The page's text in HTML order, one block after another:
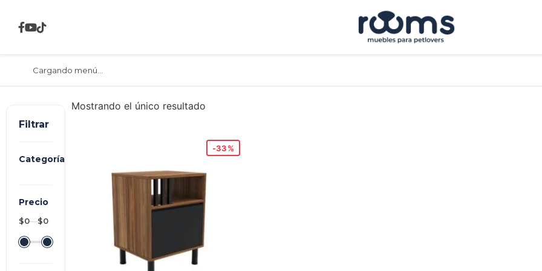
Cargando menú...
Filtrar
Categoría
Precio
$0—$0
Mostrando el único resultado
-33%